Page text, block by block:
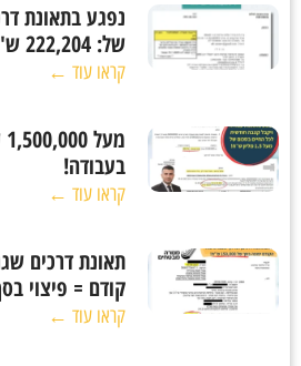
נפגע בתאונת
של: 222,204 ש"ח
קראו עוד ←
בעבודה!
קראו עוד ←
תאונת דרכים
קודם = פיצוי בסך 150,000
קראו עוד ←